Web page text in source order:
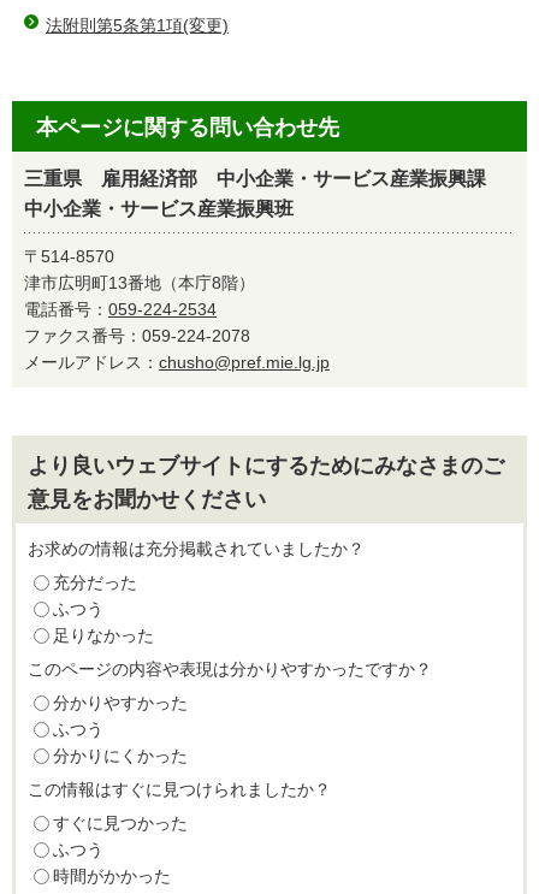
法附則第5条第1項(変更)
本ページに関する問い合わせ先
三重県 雇用経済部 中小企業・サービス産業振興課
中小企業・サービス産業振興班
〒514-8570
津市広明町13番地（本庁8階）
電話番号： 059-224-2534
ファクス番号：059-224-2078
メールアドレス： chusho@pref.mie.lg.jp
より良いウェブサイトにするためにみなさまのご
意見をお聞かせください
お求めの情報は充分掲載されていましたか？
充分だった
ふつう
足りなかった
このページの内容や表現は分かりやすかったですか？
分かりやすかった
ふつう
分かりにくかった
この情報はすぐに見つけられましたか？
すぐに見つかった
ふつう
時間がかかった